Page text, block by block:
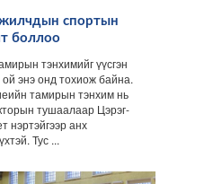
спортын
боллоо
тэнхимийг үүсгэн
энэ онд тохиож байна.
тамирын тэнхим нь
тушаалаар Цэрэг-
нэртэйгээр анх
Тус ...